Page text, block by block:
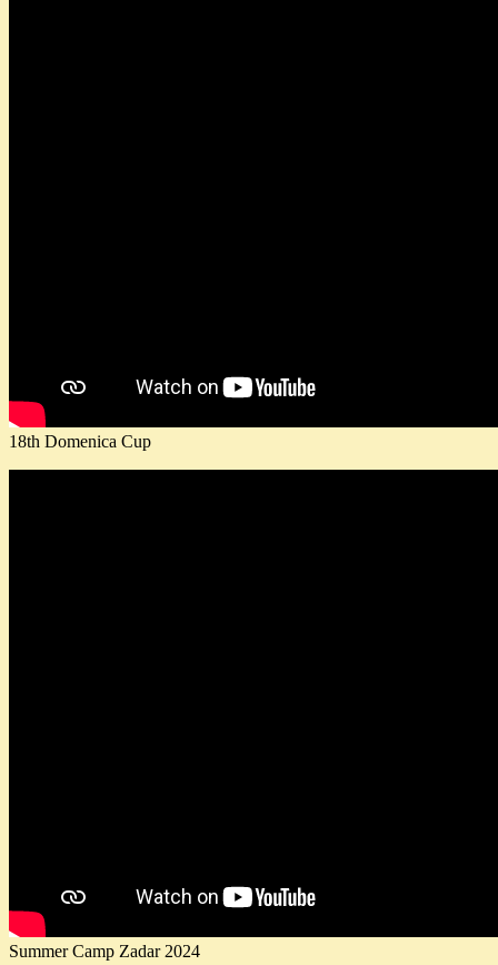
18th Domenica Cup
Summer Camp Zadar 2024